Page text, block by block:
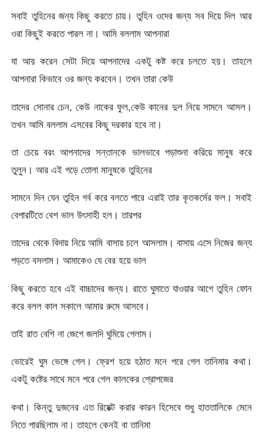
সবাই তুহিনের জন্য কিছু করতে চায়। তুহিন ওদের জন্য সব দিয়ে দিল আর
ওরা কিছুই করতে পারল না। আমি বললাম আপনারা
যা আয় করেন সেটা দিয়ে আপনাদের একটু কষ্ট করে চলতে হয়। তাহলে
আপনারা কিভাবে ওর জন্য করবেন। তখন তারা কেউ
তাদের সোনার চেন, কেউ নাকের ফুল,কেউ কানের দুল নিয়ে সামনে আসল।
তখন আমি বললাম এসবের কিছু দরকার হবে না।
তা চেয়ে বরং আপনাদের সন্তানকে ভালভাবে পড়াশুনা করিয়ে মানুষ করে
তুলুন। আর এই গড়ে তোলা মানুষকে তুহিনের
সামনে দিন যেন তুহিন গর্ব করে বলতে পারে এরাই তার কৃতকর্মের ফল। সবাই
বেপারটিতে বেশ ভাল উৎসাহী হল। তারপর
তাদের থেকে বিদায় নিয়ে আমি বাসায় চলে আসলাম। বাসায় এসে নিজের জন্য
পড়তে বসলাম। আমাকেও যে বের হয়ে ভাল
কিছু করতে হবে এই বাচ্চাদের জন্য। রাতে ঘুমাতে যাওয়ার আগে তুহিন ফোন
করে বলল কাল সকালে আমার রুমে আসবে।
তাই রাত বেশি না জেগে জলদি ঘুমিয়ে গেলাম।
ভোরেই ঘুম ভেঙ্গে গেল। ফ্রেশ হয়ে হঠাত মনে পরে গেল তানিমার কথা।
একটু কষ্টের সাথে মনে পরে গেল কালকের প্রোপজের
কথা। কিন্তু দুজনের এত রিয়েক্ট করার কারন হিসেবে শুধু হাততালিকে মেনে
নিতে পারছিলাম না। তাহলে কেনই বা তানিমা